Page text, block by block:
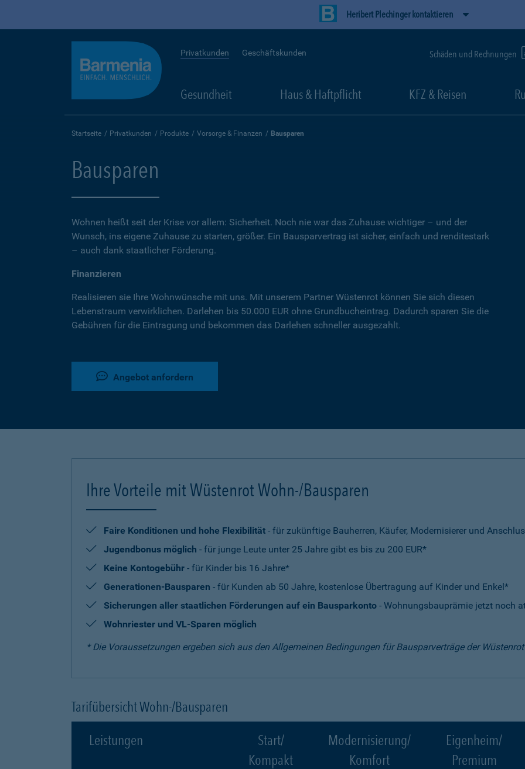
Heribert Plechinger kontaktieren
Privatkunden Geschäftskunden Schäden und Rechnungen
Gesundheit Haus & Haftpflicht KFZ & Reisen
Startseite Privatkunden Produkte Vorsorge & Finanzen Bausparen
Bausparen
Wohnen heißt seit der Krise vor allem: Sicherheit. Noch nie war das Zuhause wichtiger – und der
Wunsch, ins eigene Zuhause zu starten, größer. Ein Bausparvertrag ist sicher, einfach und renditestark
– auch dank staatlicher Förderung.
Finanzieren
Realisieren sie Ihre Wohnwünsche mit uns. Mit unserem Partner Wüstenrot können Sie sich diesen
Lebenstraum verwirklichen. Darlehen bis 50.000 EUR ohne Grundbucheintrag. Dadurch sparen Sie die
Gebühren für die Eintragung und bekommen das Darlehen schneller ausgezahlt.
Angebot anfordern
Ihre Vorteile mit Wüstenrot Wohn-/Bausparen
Faire Konditionen und hohe Flexibilität - für zukünftige Bauherren, Käufer, Modernisierer und
Jugendbonus möglich - für junge Leute unter 25 Jahre gibt es bis zu 200 EUR*
Keine Kontogebühr - für Kinder bis 16 Jahre*
Generationen-Bausparen - für Kunden ab 50 Jahre, kostenlose Übertragung auf Kinder und Enkel*
Sicherungen aller staatlichen Förderungen auf ein Bausparkonto - Wohnungsbauprämie jetzt noch
Wohnriester und VL-Sparen möglich
* Die Voraussetzungen ergeben sich aus den Allgemeinen Bedingungen für Bausparverträge der
Tarifübersicht Wohn-/Bausparen
Leistungen
Start/
Kompakt
Modernisierung/
Komfort
Eigenheim/
Premium